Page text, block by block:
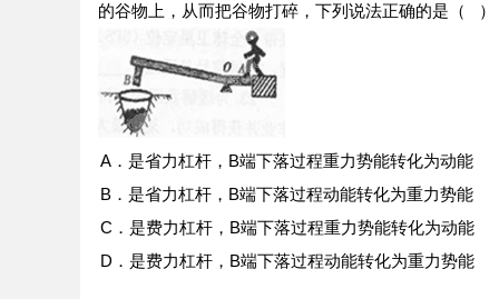
的谷物上，从而把谷物打碎，下列说法正确的是（ ）
A．是省力杠杆，B端下落过程重力势能转化为动能
B．是省力杠杆，B端下落过程动能转化为重力势能
C．是费力杠杆，B端下落过程重力势能转化为动能
D．是费力杠杆，B端下落过程动能转化为重力势能